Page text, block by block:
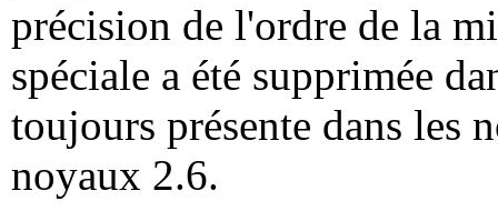
précision de l'ordre de la
spéciale a été supprimée
toujours présente dans les
noyaux 2.6.